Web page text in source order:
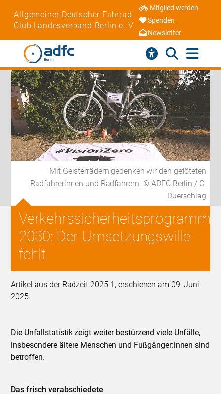
Allgemeiner Deutscher Fahrrad-
Club Landesverband Berlin e. V.
Mitglied werden
Spenden
Newsletter
Mit Geisterrädern gedenken wir den getöteten
Radfahrerinnen und Radfahrern. © ADFC Berlin / C.
Duerschlag
Verkehrssicherheitsprogramm
2030: Der Umsetzungswille
fehlt
Artikel aus der Radzeit 2025-1, erschienen am 09. Juni
2025.
Die Unfallstatistik zeigt weiter bestürzend viele Unfälle,
insbesondere ältere Menschen und Fußgänger:innen sind
betroffen.
Das frisch verabschiedete